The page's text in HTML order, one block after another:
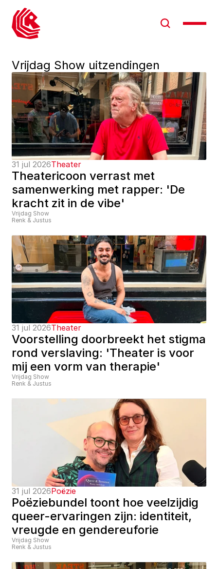
Vrijdag Show uitzendingen
31 jul 2026Theater
Theatericoon verrast met
samenwerking met rapper: 'De
kracht zit in de vibe'
Vrijdag Show
Renk & Justus
31 jul 2026Theater
Voorstelling doorbreekt het stigma
rond verslaving: 'Theater is voor
mij een vorm van therapie'
Vrijdag Show
Renk & Justus
31 jul 2026Poëzie
Poëziebundel toont hoe veelzijdig
queer-ervaringen zijn: identiteit,
vreugde en gendereuforie
Vrijdag Show
Renk & Justus